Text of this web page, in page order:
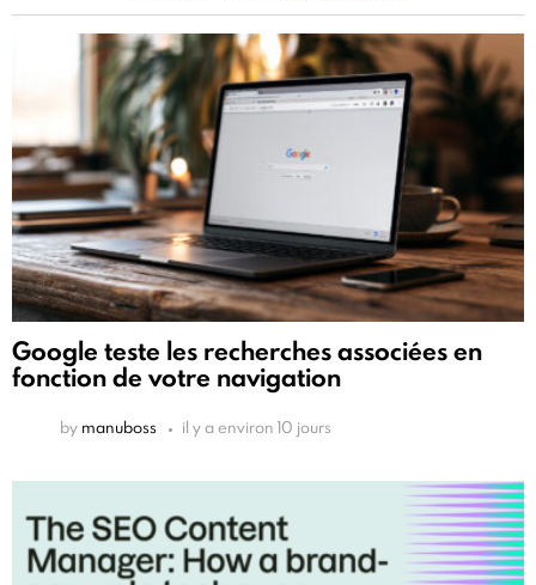
Google teste les recherches associées en
fonction de votre navigation
by manuboss il y a environ 10 jours